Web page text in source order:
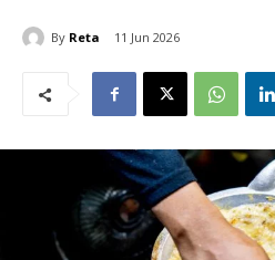
By Reta 11 Jun 2026